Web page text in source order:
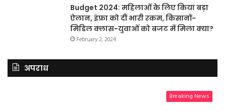
Budget 2024: महिलाओं के लिए किया बड़ा
ऐलान, इंफ्रा को दी भारी रकम, किसानों-
मिडिल क्लास-युवाओं को बजट में मिला क्या?
February 2, 2024
अपराध
Breaking News